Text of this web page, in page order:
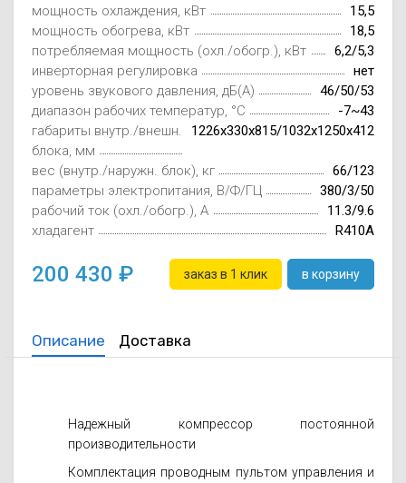
мощность охлаждения, кВт
15,5
мощность обогрева, кВт
18,5
потребляемая мощность (охл./обогр.), кВт
6,2/5,3
инверторная регулировка
нет
уровень звукового давления, дБ(А)
46/50/53
диапазон рабочих температур, °C
-7~43
габариты внутр./внешн.
блока, мм
1226x330x815/1032x1250x412
вес (внутр./наружн. блок), кг
66/123
параметры электропитания, В/Ф/ГЦ
380/3/50
рабочий ток (охл./обогр.), А
11.3/9.6
хладагент
R410A
200 430 заказ в 1 клик в корзину
Описание Доставка
Надежный компрессор постоянной
производительности
Комплектация проводным пультом управления и
Осушители
Wi-Fi модуля
отработанном